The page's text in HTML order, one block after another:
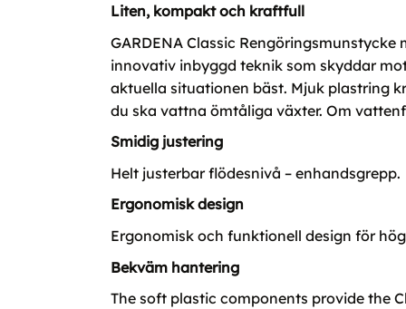
Liten, kompakt och kraftfull
GARDENA Classic
innovativ inbyggd teknik som skyddar
aktuella situationen bäst. Mjuk plastring
du ska vattna ömtåliga växter. Om
Smidig justering
Helt justerbar flödesnivå – enhandsgrepp.
Ergonomisk design
Ergonomisk och funktionell design för
Bekväm hantering
The soft plastic components provide the